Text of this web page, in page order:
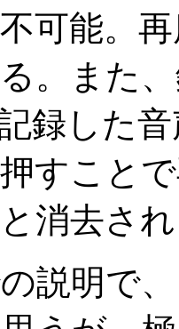
可能。
。また
録した
すこと
消去さ
説明で